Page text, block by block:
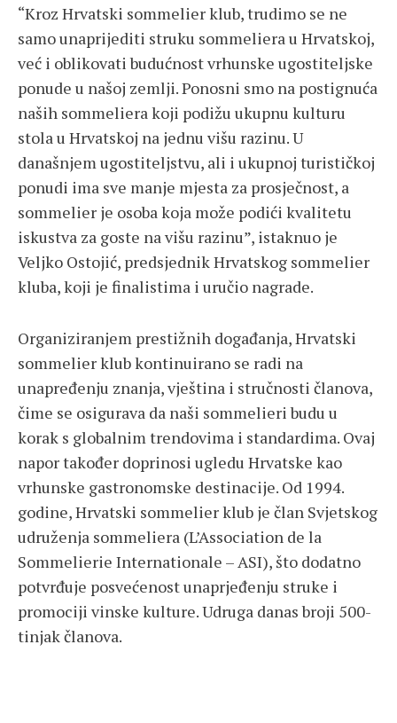
“Kroz Hrvatski sommelier klub, trudimo se ne
samo unaprijediti struku sommeliera u Hrvatskoj,
već i oblikovati budućnost vrhunske ugostiteljske
ponude u našoj zemlji. Ponosni smo na postignuća
naših sommeliera koji podižu ukupnu kulturu
stola u Hrvatskoj na jednu višu razinu. U
današnjem ugostiteljstvu, ali i ukupnoj turističkoj
ponudi ima sve manje mjesta za prosječnost, a
sommelier je osoba koja može podići kvalitetu
iskustva za goste na višu razinu”, istaknuo je
Veljko Ostojić, predsjednik Hrvatskog sommelier
kluba, koji je finalistima i uručio nagrade.
Organiziranjem prestižnih događanja, Hrvatski
sommelier klub kontinuirano se radi na
unapređenju znanja, vještina i stručnosti članova,
čime se osigurava da naši sommelieri budu u
korak s globalnim trendovima i standardima. Ovaj
napor također doprinosi ugledu Hrvatske kao
vrhunske gastronomske destinacije. Od 1994.
godine, Hrvatski sommelier klub je član Svjetskog
udruženja sommeliera (L’Association de la
Sommelierie Internationale – ASI), što dodatno
potvrđuje posvećenost unaprjeđenju struke i
promociji vinske kulture. Udruga danas broji 500-
tinjak članova.